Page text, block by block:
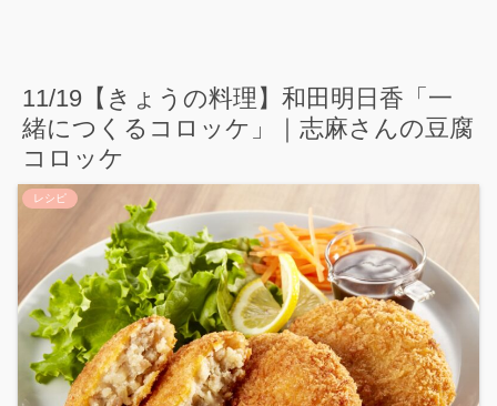
11/19【きょうの料理】和田明日香「一
緒につくるコロッケ」｜志麻さんの豆腐
コロッケ
レシピ